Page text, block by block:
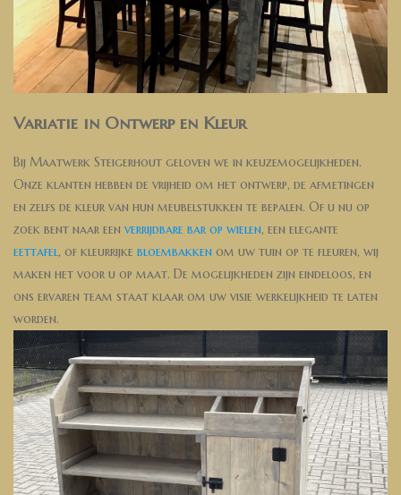
Variatie in Ontwerp en Kleur
Bij Maatwerk Steigerhout geloven we in keuzemogelijkheden.
Onze klanten hebben de vrijheid om het ontwerp, de afmetingen
en zelfs de kleur van hun meubelstukken te bepalen. Of u nu op
zoek bent naar een verrijdbare bar op wielen, een elegante
eettafel, of kleurrijke bloembakken om uw tuin op te fleuren, wij
maken het voor u op maat. De mogelijkheden zijn eindeloos, en
ons ervaren team staat klaar om uw visie werkelijkheid te laten
worden.